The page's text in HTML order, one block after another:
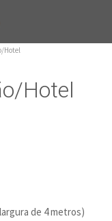
Hotel
Hotel
de 4 metros)